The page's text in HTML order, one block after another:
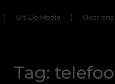
Uit De Media Over ons
Tag: